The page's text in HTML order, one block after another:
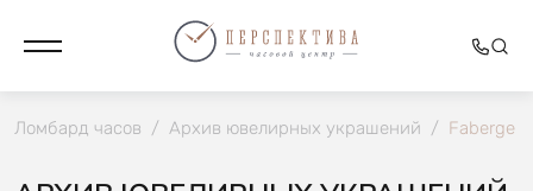
Ломбард часов / Архив ювелирных украшений / Faberge